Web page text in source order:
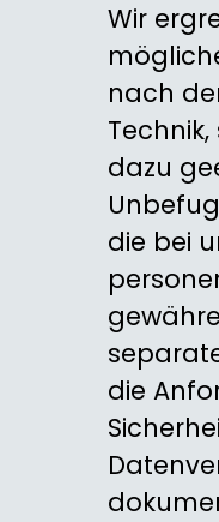
Wir
nach
dazu
die bei
die